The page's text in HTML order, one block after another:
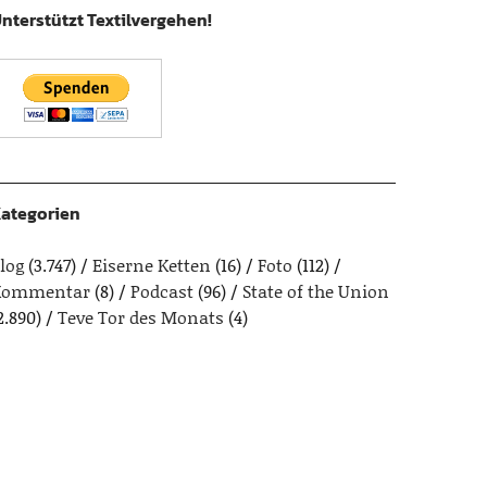
Textilvergehen!
(3.747) Eiserne Ketten (16) Foto (112)
(8) Podcast(96)
State of the Union
Teve Tor des Monats (4)